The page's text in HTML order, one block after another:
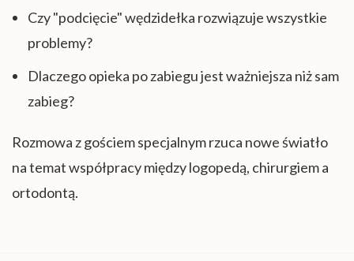
Czy "podcięcie" wędzidełka rozwiązuje wszystkie
problemy?
Dlaczego opieka po zabiegu jest ważniejsza niż sam
zabieg?
Rozmowa z gościem specjalnym rzuca nowe światło
na temat współpracy między logopedą, chirurgiem a
ortodontą.